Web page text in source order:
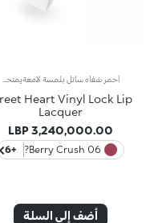
Heart Vinyl Lock Lip
Lacquer
3,240,000.00 LBP
06 Berry Crush?
+6
أضف إلى السلة